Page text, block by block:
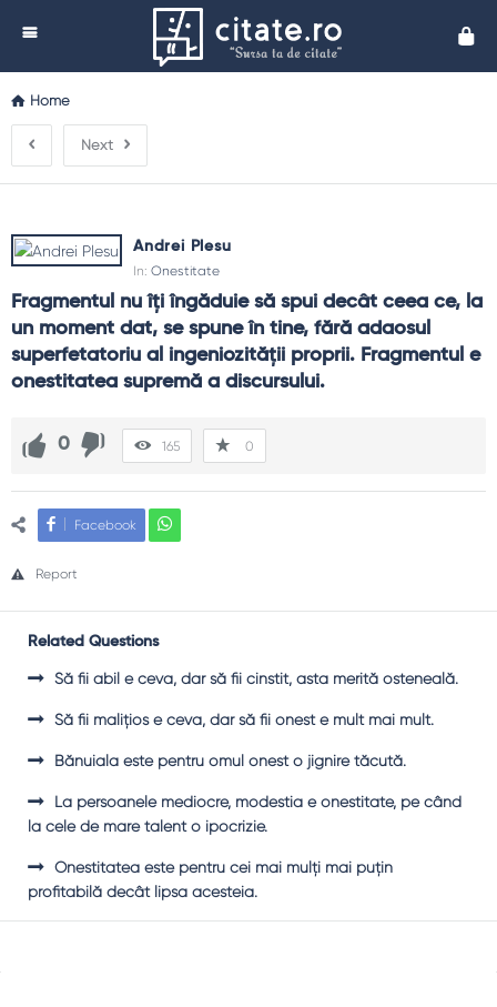
Home
Next
Andrei Plesu
In: Onestitate
Fragmentul nu îţi îngăduie să spui decât ceea ce, la
un moment dat, se spune în tine, fără adaosul
superfetatoriu al ingeniozităţii proprii. Fragmentul e
onestitatea supremă a discursului.
0 165 0
Facebook
Report
Related Questions
Să fii abil e ceva, dar să fii cinstit, asta merită osteneală.
Să fii maliţios e ceva, dar să fii onest e mult mai mult.
Bănuiala este pentru omul onest o jignire tăcută.
La persoanele mediocre, modestia e onestitate, pe când
la cele de mare talent o ipocrizie.
Onestitatea este pentru cei mai mulţi mai puţin
profitabilă decât lipsa acesteia.